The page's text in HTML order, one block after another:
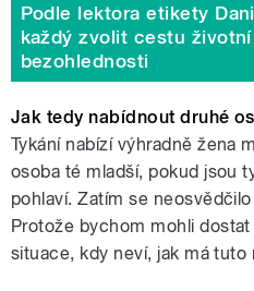
Podle lektora etikety
každý zvolit cestu
bezohlednosti
Jak tedy nabídnout druhé
Tykání nabízí výhradně žena
osoba té mladší, pokud jsou
pohlaví. Zatím se
Protože bychom mohli
situace, kdy neví, jak má tuto